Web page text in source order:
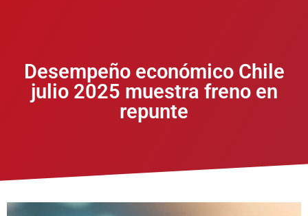
Desempeño económico Chile
julio 2025 muestra freno en
repunte